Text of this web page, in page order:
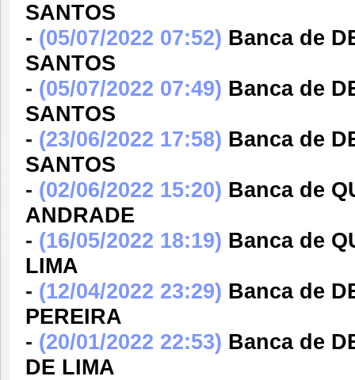
SANTOS
- (05/07/2022 07:52) Banca de
SANTOS
- (05/07/2022 07:49) Banca de
SANTOS
- (23/06/2022 17:58) Banca de
SANTOS
- (02/06/2022 15:20) Banca de
ANDRADE
- (16/05/2022 18:19) Banca de
LIMA
- (12/04/2022 23:29) Banca de
PEREIRA
- (20/01/2022 22:53) Banca de
DE LIMA